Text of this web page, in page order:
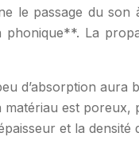
le passage du
La
d’absorption aura
est poreux,
et la